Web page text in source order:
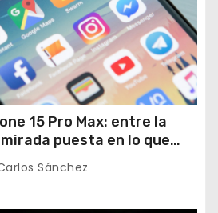
15 Pro Max: entre la
puesta en lo que
Sánchez